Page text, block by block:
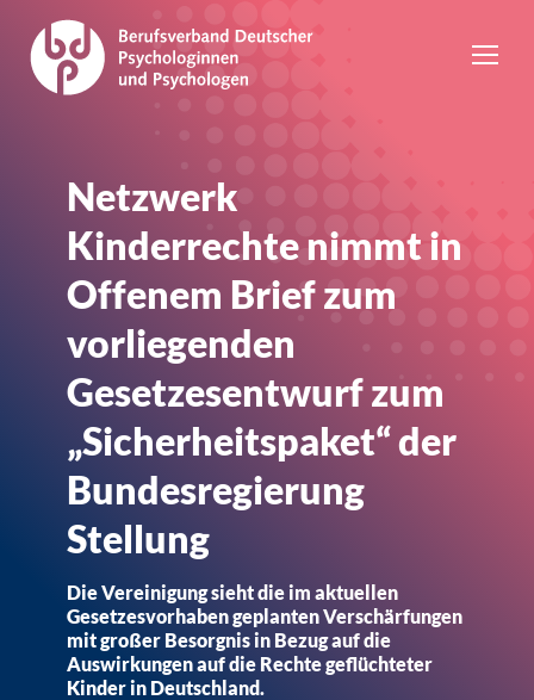
Netzwerk
Kinderrechte nimmt in
Offenem Brief zum
vorliegenden
Gesetzesentwurf zum
„Sicherheitspaket“ der
Bundesregierung
Stellung
Die Vereinigung sieht die im aktuellen
Gesetzesvorhaben geplanten Verschärfungen
mit großer Besorgnis in Bezug auf die
Auswirkungen auf die Rechte geflüchteter
Kinder in Deutschland.